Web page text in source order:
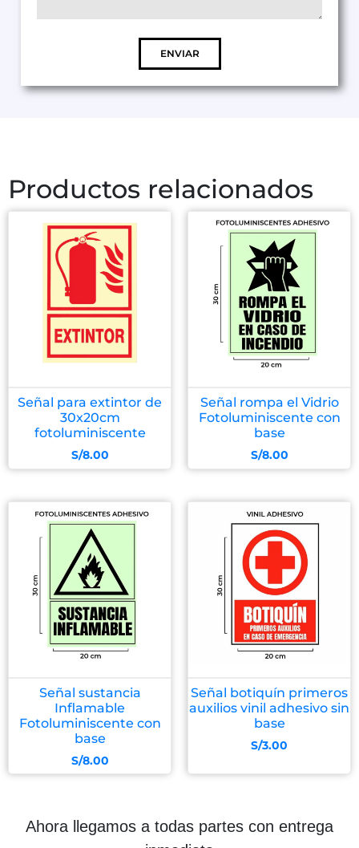
ENVIAR
Productos relacionados
Señal para extintor de
30x20cm
fotoluminiscente
S/8.00
Señal rompa el Vidrio
Fotoluminiscente con
base
S/8.00
Señal sustancia
Inflamable
Fotoluminiscente con
base
S/8.00
Señal botiquín primeros
auxilios vinil adhesivo sin
base
S/3.00
Ahora llegamos a todas partes con entrega